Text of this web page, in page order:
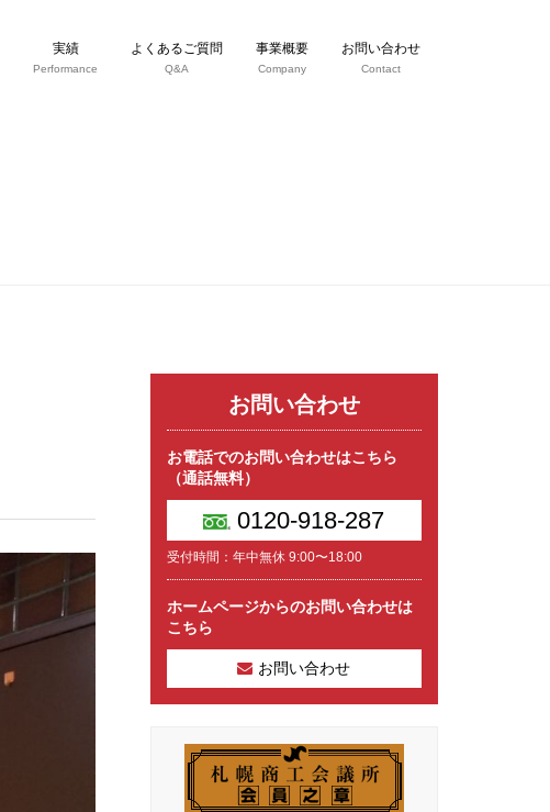
実績
Performance
よくあるご質問
Q&A
事業概要
Company
お問い合わせ
Contact
お問い合わせ
お電話でのお問い合わせはこちら
（通話無料）
0120-918-287
受付時間：年中無休 9:00〜18:00
ホームページからのお問い合わせは
こちら
お問い合わせ